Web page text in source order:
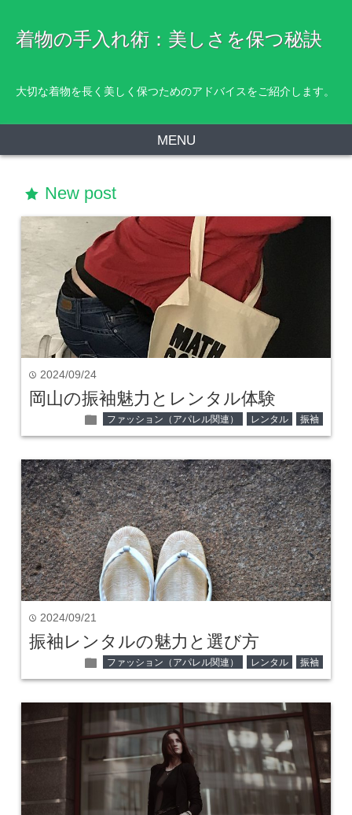
着物の手入れ術：美しさを保つ秘訣
大切な着物を長く美しく保つためのアドバイスをご紹介します。
MENU
star New post
time 2024/09/24
岡山の振袖魅力とレンタル体験
folder ファッション（アパレル関連） レンタル 振袖
time 2024/09/21
振袖レンタルの魅力と選び方
folder ファッション（アパレル関連） レンタル 振袖